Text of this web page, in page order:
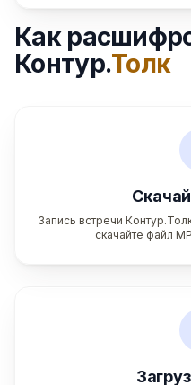
Как
Контур.Толк
Запись встречи
скачайте файл